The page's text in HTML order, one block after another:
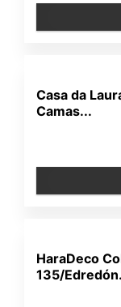
Casa da
Camas...
HaraDeco
135/